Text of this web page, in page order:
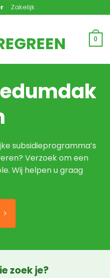
Zakelijk
0
subsidieprogramma’s
Verzoek om een
Wij helpen u graag
zoek je?